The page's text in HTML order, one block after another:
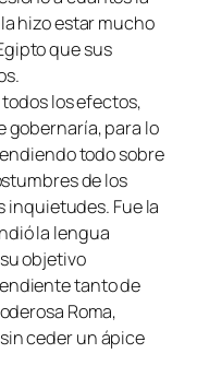
hizo estar mucho
que sus
los efectos,
gobernaría, para lo
todo sobre
de los
inquietudes. Fue la
la lengua
objetivo
tanto de
Roma,
ceder un ápice